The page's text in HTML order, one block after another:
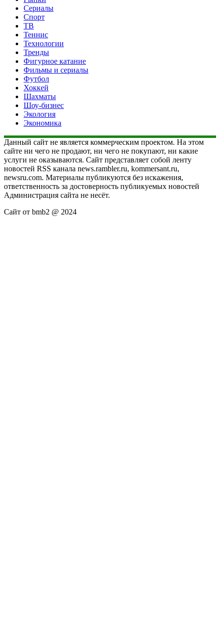
Сериалы
Спорт
ТВ
Теннис
Технологии
Тренды
Фигурное катание
Фильмы и сериалы
Футбол
Хоккей
Шахматы
Шоу-бизнес
Экология
Экономика
Данный сайт не является коммерческим проектом. На этом
сайте ни чего не продают, ни чего не покупают, ни какие
услуги не оказываются. Сайт представляет собой ленту
новостей RSS канала news.rambler.ru, kommersant.ru,
newsru.com. Материалы публикуются без искажения,
ответственность за достоверность публикуемых новостей
Администрация сайта не несёт.
Сайт от bmb2 @ 2024